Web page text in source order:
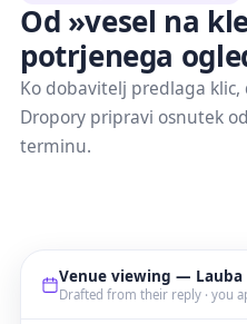
Od »vesel na
potrjenega
Ko dobavitelj predlaga
Dropory pripravi osnutek
terminu.
Venue viewing — Lauba
Drafted from their reply · you